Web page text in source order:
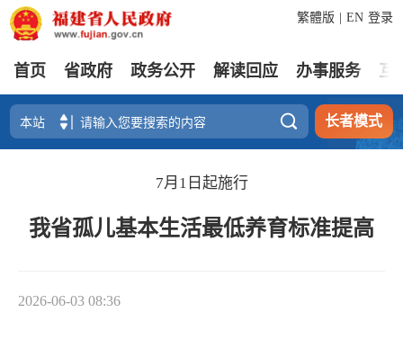
登录
繁體版 EN
首页 省政府 政务公开 解读回应 办事服务 互
 长者模式
7月1日起施行
我省孤儿基本生活最低养育标准提高
2026-06-03 08:36